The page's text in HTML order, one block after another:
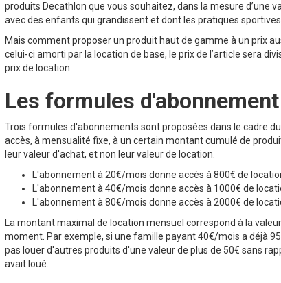
produits Decathlon que vous souhaitez, dans la mesure d’une
avec des enfants qui grandissent et dont les pratiques sportives
Mais comment proposer un produit haut de gamme à un prix
celui-ci amorti par la location de base, le prix de l’article sera
prix de location.
Les formules d'abonnement
Trois formules d'abonnements sont proposées dans le cadre
accès, à mensualité fixe, à un certain montant cumulé de
leur valeur d'achat, et non leur valeur de location.
L'abonnement à 20€/mois donne accès à 800€ de
L'abonnement à 40€/mois donne accès à 1000€ de
L'abonnement à 80€/mois donne accès à 2000€ de
La montant maximal de location mensuel correspond à la
moment. Par exemple, si une famille payant 40€/mois a déjà
pas louer d'autres produits d'une valeur de plus de 50€ sans
avait loué.